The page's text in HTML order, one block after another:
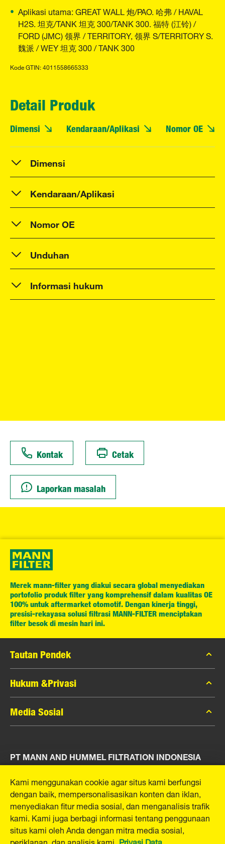
Aplikasi utama: GREAT WALL 炮/PAO. 哈弗 / HAVAL
H2S. 坦克/TANK 坦克 300/TANK 300. 福特 (江铃) /
FORD (JMC) 领界 / TERRITORY, 领界 S/TERRITORY S.
魏派 / WEY 坦克 300 / TANK 300
Kode GTIN: 4011558665333
Detail Produk
Dimensi Kendaraan/Aplikasi Nomor OE
Dimensi
Kendaraan/Aplikasi
Nomor OE
Unduhan
Informasi hukum
Kontak Cetak
Laporkan masalah
Merek mann-filter yang diakui secara global menyediakan
portofolio produk filter yang komprehensif dalam kualitas OE
100% untuk aftermarket otomotif. Dengan kinerja tinggi,
presisi-rekayasa solusi filtrasi MANN-FILTER menciptakan
filter besok di mesin hari ini.
Tautan Pendek
Katalog MANN-FILTER
Pencari MANN-FILTER
Peras
Hukum &Privasi
Privasi Data
Pemberitahuan Hukum
Media Sosial
Instagram
YouTube
PT MANN AND HUMMEL FILTRATION INDONESIA
Puri Indah Financial Tower, Unit 107
Jl. Puri Lingkar Dalam, RT01/RW02
Kembangan Selatan
Kecamatan Kembangan
West Jakarta 11610, Indonesia
E-Mail:mhsg@mann-hummel.com
Kami menggunakan cookie agar situs kami berfungsi
dengan baik, mempersonalisasikan konten dan iklan,
menyediakan fitur media sosial, dan menganalisis trafik
kami. Kami juga berbagi informasi tentang penggunaan
situs kami oleh Anda dengan mitra media sosial,